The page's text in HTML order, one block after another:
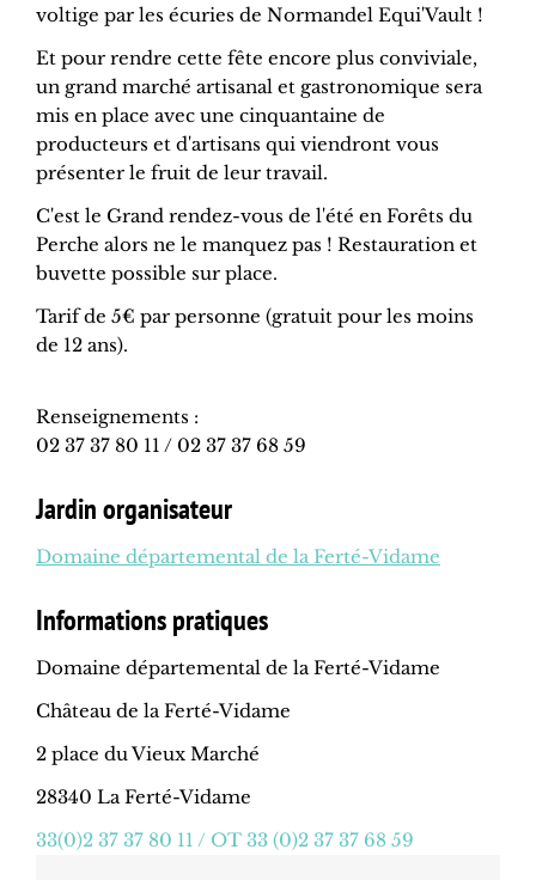
voltige par les écuries de Normandel Equi'Vault !
Et pour rendre cette fête encore plus conviviale,
un grand marché artisanal et gastronomique sera
mis en place avec une cinquantaine de
producteurs et d'artisans qui viendront vous
présenter le fruit de leur travail.
C'est le Grand rendez-vous de l'été en Forêts du
Perche alors ne le manquez pas ! Restauration et
buvette possible sur place.
Tarif de 5€ par personne (gratuit pour les moins
de 12 ans).
Renseignements :
02 37 37 80 11 / 02 37 37 68 59
Jardin organisateur
Domaine départemental de la Ferté-Vidame
Informations pratiques
Domaine départemental de la Ferté-Vidame
Château de la Ferté-Vidame
2 place du Vieux Marché
28340 La Ferté-Vidame
33(0)2 37 37 80 11 / OT 33 (0)2 37 37 68 59